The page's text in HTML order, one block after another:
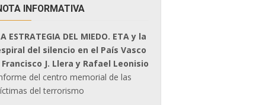
INFORMATIVA
ESTRATEGIA DEL MIEDO. ETA y la
del silencio en el País Vasco
Francisco J. Llera y Rafael Leonisio
del centro memorial de las
del terrorismo